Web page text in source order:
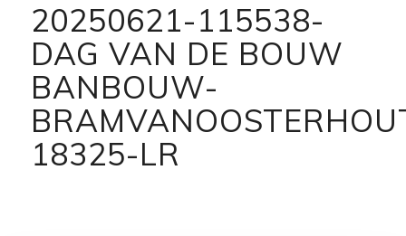
20250621-115538-
DAG VAN DE BOUW
BANBOUW-
18325-LR